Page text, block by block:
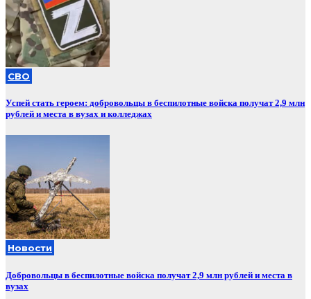
СВО
Успей стать героем: добровольцы в беспилотные войска получат 2,9 млн
рублей и места в вузах и колледжах
Новости
Добровольцы в беспилотные войска получат 2,9 млн рублей и места в
вузах